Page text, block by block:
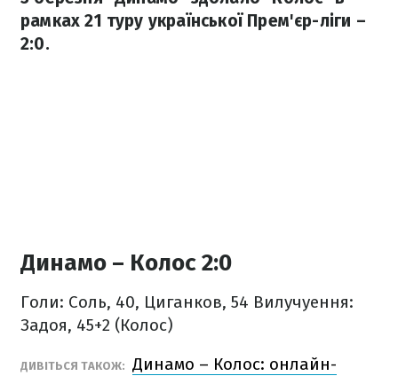
рамках 21 туру української Прем'єр-ліги –
2:0.
Динамо – Колос 2:0
Голи: Соль, 40, Циганков, 54 Вилучуення:
Задоя, 45+2 (Колос)
ДИВІТЬСЯ ТАКОЖ: Динамо – Колос: онлайн-